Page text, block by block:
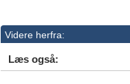
Videre herfra:
Læs også: